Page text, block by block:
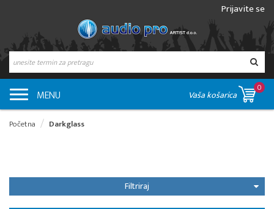
Prijavite se
MENU Vaša košarica
0
Početna Darkglass
Filtriraj